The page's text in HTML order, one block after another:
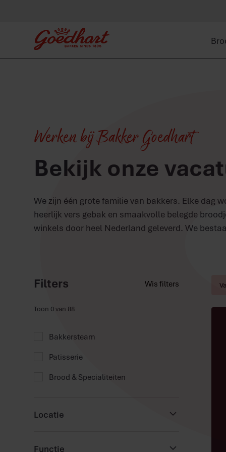
Werken bij Bakker Goedhart
Bekijk onze
We zijn één grote familie van bakkers. Elke dag
heerlijk vers gebak en smaakvolle belegde
winkels door heel Nederland geleverd. We
Filters Wis filters
Toon 0van 88
Bakkersteam
Patisserie
Brood & Specialiteiten
Locatie
Functie